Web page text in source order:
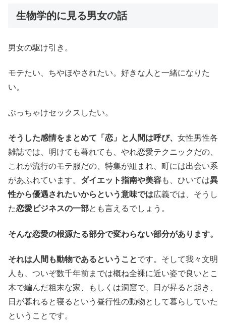
生物学的に見る男女の話
男女の駆け引き。
モテたい、ちやほやされたい。好きな人と一緒になりた
い。
ぶっちゃけセックスしたい。
そうした感情をまとめて「恋」と人間は呼び、 女性男性各
雑誌では、明けても暮れても、やれ恋愛テクニックだの、
これが流行のモテ服だの、特集が組まれ、町には出会い系
があふれています。 ダイエット指南や美容も、ひいては異
性から優遇されたいからという意味では広義では、そうし
た恋愛ビジネスの一部とも言えるでしょう。
そんな恋愛の根源たる部分で変わらない部分があります。
それは人間も動物であるということです。そして我々文明
人も、ついぞ数千年前までは概ね全裸に近い姿で良いとこ
木で編んだ粗末な家、もしくは洞窟で、日が昇ると起き、
日が暮れると寝るという昼行性の動物として暮らしていた
ということです。